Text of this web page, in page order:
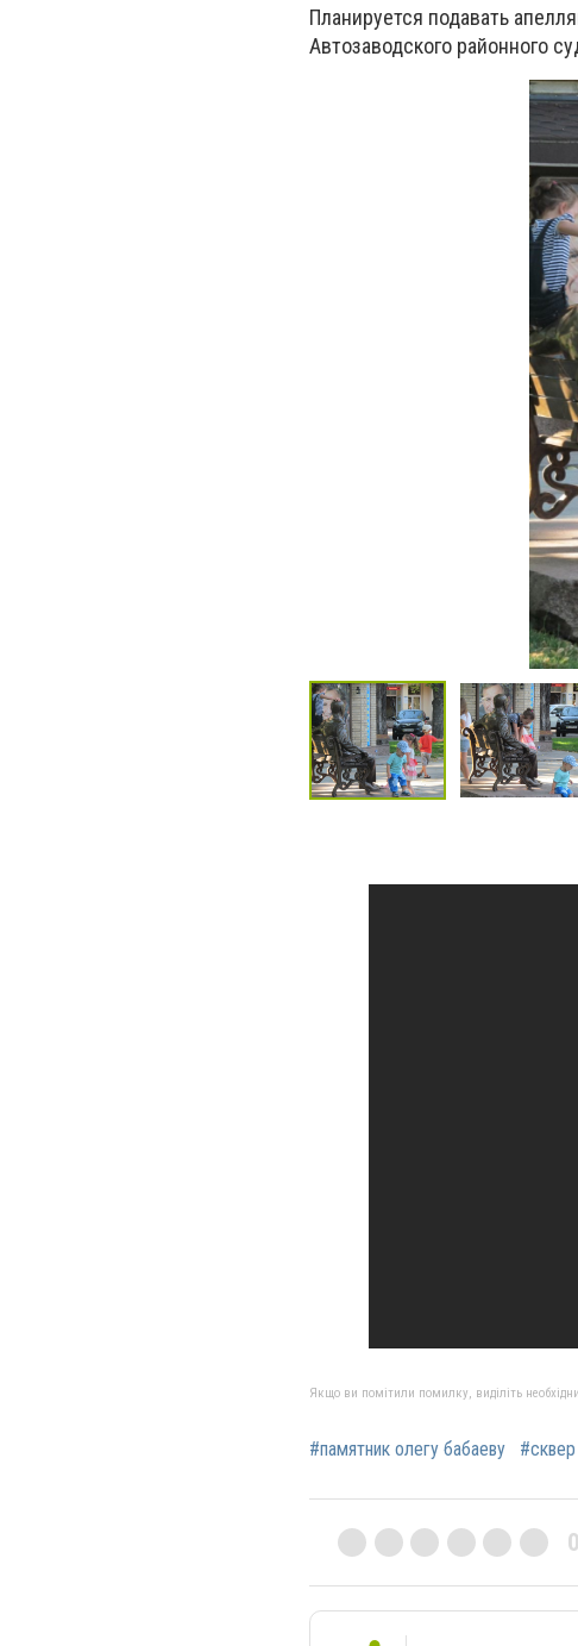
Планируется подавать
Автозаводского районного
Якщо ви помітили помилку, виділіть
#памятник олегу бабаеву